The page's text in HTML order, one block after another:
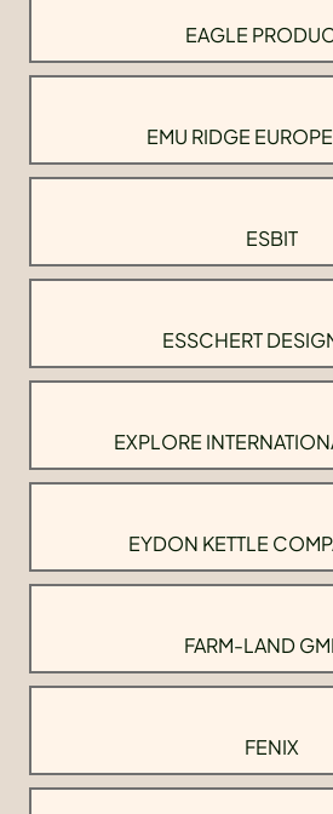
EAGLE
EMU RIDGE
ESBIT
ESSCHERT
EXPLORE
EYDON KETTLE
FARM-LAND
FENIX